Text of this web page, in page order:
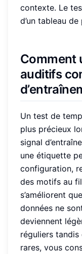
contexte. Le
d’un tableau
Comment
auditifs
Un test de
plus précieux
signal
une étiquette
configuration,
des motifs au
s’améliorent
données ne
deviennent
réguliers
rares, vous